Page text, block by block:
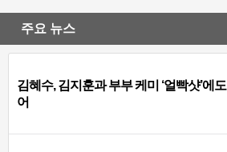
주요 뉴스
김혜수, 김지훈과 부부 케미 ‘얼빡샷’에
어